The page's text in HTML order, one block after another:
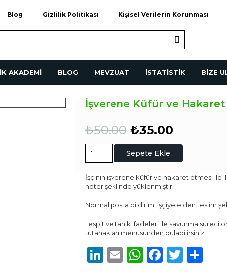
Blog Gizlilik Politikası Kişisel Verilerin Korunması
İK AKADEMİ BLOG MEVZUAT İSTATİSTİK BİZE
İşverene Küfür ve
₺50.00 Orijinal
fiyat:
₺50.00.
₺35.00Şu
fiyat:
Küfür
Hakaret
Fesih
Bildirimi
adet
Sepete Ekle
İşçinin işverene küfür ve hakaret etmesi ile
noter şeklinde yüklenmiştir.
Normal posta bildirimi işçiye elden teslim
Tespit ve tanık ifadeleri ile savunma süreci
tutanakları menüsünden bulabilirsiniz.
LinkedIn
Email
WhatsApp